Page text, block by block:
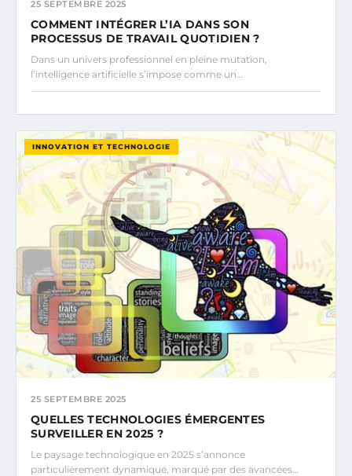
25 SEPTEMBRE 2025
COMMENT INTÉGRER L’IA DANS SON
PROCESSUS DE TRAVAIL QUOTIDIEN ?
Dans un univers professionnel en pleine mutation,
l’intelligence artificielle s’impose comme un…
INNOVATION ET TECHNOLOGIE
25 SEPTEMBRE 2025
QUELLES TECHNOLOGIES ÉMERGENTES
SURVEILLER EN 2025 ?
Le paysage technologique en 2025 s’annonce
particulièrement dynamique, marqué par des avancées…